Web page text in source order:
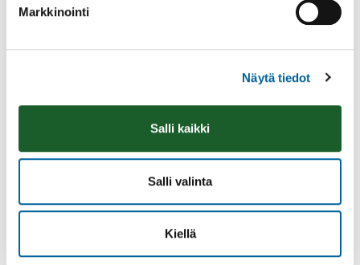
Markkinointi
Näytä tiedot
Salli kaikki
Salli valinta
Kiellä
TUKI VARHAISKASVATUKSESSA